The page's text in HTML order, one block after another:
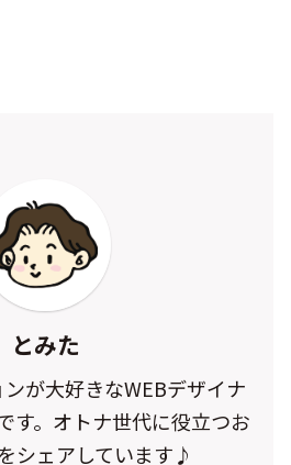
とみた
が大好きなWEBデザイナ
す。オトナ世代に役立つお
シェアしています♪